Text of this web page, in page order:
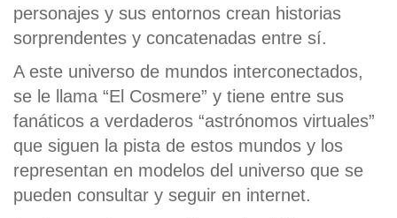
personajes y sus entornos crean historias
sorprendentes y concatenadas entre sí.
A este universo de mundos interconectados,
se le llama “El Cosmere” y tiene entre sus
fanáticos a verdaderos “astrónomos virtuales”
que siguen la pista de estos mundos y los
representan en modelos del universo que se
pueden consultar y seguir en internet.